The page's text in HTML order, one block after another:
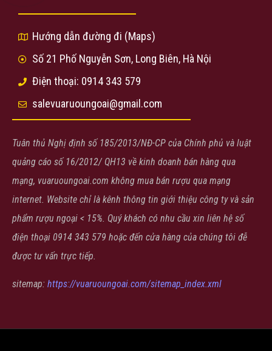
Hướng dẫn đường đi (Maps)
Số 21 Phố Nguyễn Sơn, Long Biên, Hà Nội
Điện thoại: 0914 343 579
salevuaruoungoai@gmail.com
Tuân thủ Nghị định số 185/2013/NĐ-CP của Chính phủ và luật
quảng cáo số 16/2012/ QH13 về kinh doanh bán hàng qua
mạng, vuaruoungoai.com không mua bán rượu qua mạng
internet. Website chỉ là kênh thông tin giới thiệu công ty và sản
phẩm rượu ngoại < 15%. Quý khách có nhu cầu xin liên hệ số
điện thoại 0914 343 579 hoặc đến cửa hàng của chúng tôi đễ
được tư vấn trực tiếp.
sitemap: https://vuaruoungoai.com/sitemap_index.xml